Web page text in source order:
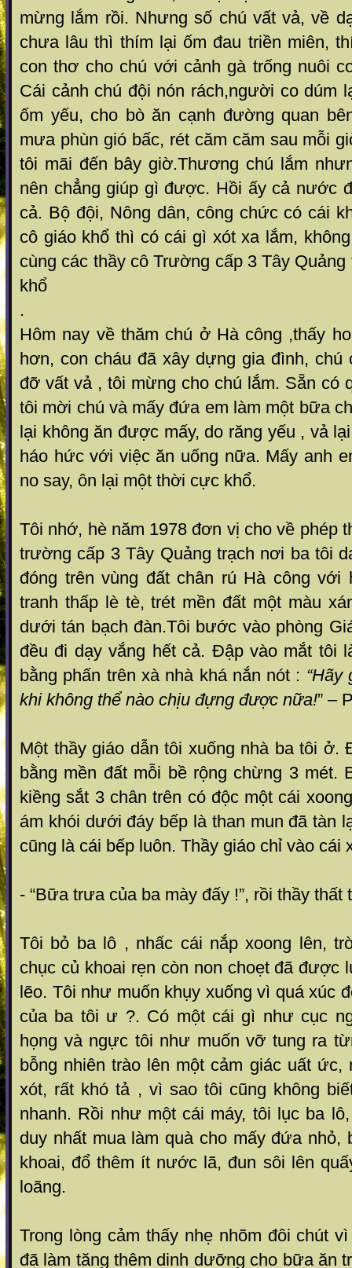
mừng lắm rồi. Nhưng số chú vất vả, về
chưa lâu thì thím lại ốm đau triền miên,
con thơ cho chú với cảnh gà trống nuôi
Cái cảnh chú đội nón rách,người co dúm
ốm yếu, cho bò ăn cạnh đường quan
mưa phùn gió bấc, rét căm căm sau mỗi
tôi mãi đến bây giờ.Thương chú lắm
nên chẳng giúp gì được. Hồi ấy cả nước
cả. Bộ đội, Nông dân, công chức có cái
cô giáo khổ thì có cái gì xót xa lắm,
cùng các thầy cô Trường cấp 3 Tây
khổ
.
Hôm nay về thăm chú ở Hà công ,thấy
hơn, con cháu đã xây dựng gia đình, chú
đỡ vất vả , tôi mừng cho chú lắm. Sẵn có
tôi mời chú và mấy đứa em làm một bữa
lại không ăn được mấy, do răng yếu , vả
háo hức với việc ăn uống nữa. Mấy anh
no say, ôn lại một thời cực khổ.
Tôi nhớ, hè năm 1978 đơn vị cho về phép
trường cấp 3 Tây Quảng trạch nơi ba tôi
đóng trên vùng đất chân rú Hà công
tranh thấp lè tè, trét mền đất một màu
dưới tán bạch đàn.Tôi bước vào phòng
đều đi dạy vắng hết cả. Đập vào mắt tôi
bằng phấn trên xà nhà khá nắn nót : “Hãy
khi không thể nào chịu đựng được nữa!” –
Một thầy giáo dẫn tôi xuống nhà ba tôi ở.
bằng mền đất mỗi bề rộng chừng 3 mét.
kiềng sắt 3 chân trên có độc một cái
ám khói dưới đáy bếp là than mun đã tàn
cũng là cái bếp luôn. Thầy giáo chỉ vào cái
- “Bữa trưa của ba mày đấy !”, rồi thầy thất
Tôi bỏ ba lô , nhấc cái nắp xoong lên,
chục củ khoai rẹn còn non choẹt đã được
lẽo. Tôi như muốn khụy xuống vì quá xúc
của ba tôi ư ?. Có một cái gì như cục
họng và ngực tôi như muốn vỡ tung ra
bỗng nhiên trào lên một cảm giác uất ức,
xót, rất khó tả , vì sao tôi cũng không
nhanh. Rồi như một cái máy, tôi lục ba
duy nhất mua làm quà cho mấy đứa nhỏ,
khoai, đổ thêm ít nước lã, đun sôi lên
loãng.
Trong lòng cảm thấy nhẹ nhõm đôi chút
đã làm tăng thêm dinh dưỡng cho bữa ăn